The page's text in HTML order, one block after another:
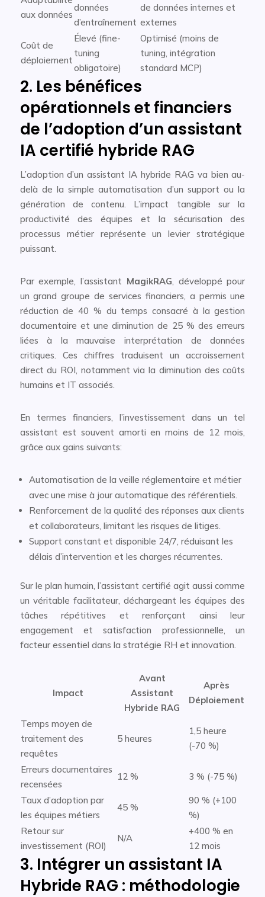
aux données
données
d’entraînement
de données internes et
externes
Coût de
déploiement
Élevé (fine-
tuning
obligatoire)
Optimisé (moins de
tuning, intégration
standard MCP)
2. Les bénéfices
opérationnels et financiers
de l’adoption d’un assistant
IA certifié hybride RAG
L’adoption d’un assistant IA hybride RAG va bien au-
delà de la simple automatisation d’un support ou la
génération de contenu. L’impact tangible sur la
productivité des équipes et la sécurisation des
processus métier représente un levier stratégique
puissant.
Par exemple, l’assistant MagikRAG , développé pour
un grand groupe de services financiers, a permis une
réduction de 40 % du temps consacré à la gestion
documentaire et une diminution de 25 % des erreurs
liées à la mauvaise interprétation de données
critiques. Ces chiffres traduisent un accroissement
direct du ROI, notamment via la diminution des coûts
humains et IT associés.
En termes financiers, l’investissement dans un tel
assistant est souvent amorti en moins de 12 mois,
grâce aux gains suivants:
Automatisation de la veille réglementaire et métier
avec une mise à jour automatique des référentiels.
Renforcement de la qualité des réponses aux clients
et collaborateurs, limitant les risques de litiges.
Support constant et disponible 24/7, réduisant les
délais d’intervention et les charges récurrentes.
Sur le plan humain, l’assistant certifié agit aussi comme
un véritable facilitateur, déchargeant les équipes des
tâches répétitives et renforçant ainsi leur
engagement et satisfaction professionnelle, un
facteur essentiel dans la stratégie RH et innovation.
Impact
Avant
Assistant
Hybride RAG
Après
Déploiement
Temps moyen de
traitement des
requêtes
5 heures
1,5 heure
(-70 %)
Erreurs documentaires
recensées
12 % 3 % (-75 %)
Taux d’adoption par
les équipes métiers
45 %
90 % (+100
%)
Retour sur
investissement (ROI)
N/A
+400 % en
12 mois
3. Intégrer un assistant IA
Hybride RAG : méthodologie